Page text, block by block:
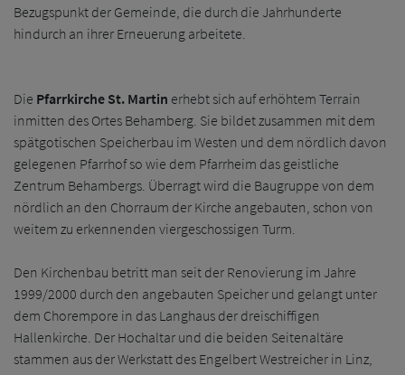
Bezugspunkt der Gemeinde, die durch die Jahrhunderte
hindurch an ihrer Erneuerung arbeitete.
Die Pfarrkirche St. Martin erhebt sich auf erhöhtem Terrain
inmitten des Ortes Behamberg. Sie bildet zusammen mit dem
spätgotischen Speicherbau im Westen und dem nördlich davon
gelegenen Pfarrhof so wie dem Pfarrheim das geistliche
Zentrum Behambergs. Überragt wird die Baugruppe von dem
nördlich an den Chorraum der Kirche angebauten, schon von
weitem zu erkennenden viergeschossigen Turm.
Den Kirchenbau betritt man seit der Renovierung im Jahre
1999/2000 durch den angebauten Speicher und gelangt unter
dem Chorempore in das Langhaus der dreischiffigen
Hallenkirche. Der Hochaltar und die beiden Seitenaltäre
stammen aus der Werkstatt des Engelbert Westreicher in Linz,